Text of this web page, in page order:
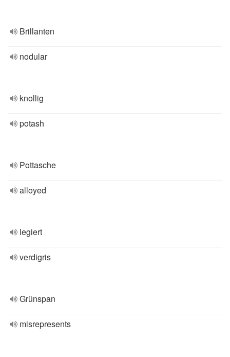
Brillanten
nodular
knollig
potash
Pottasche
alloyed
legiert
verdigris
Grünspan
misrepresents